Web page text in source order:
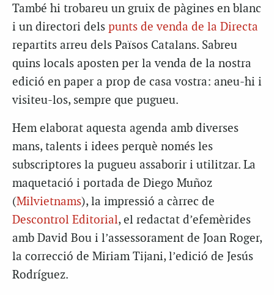
També hi trobareu un gruix de pàgines en blanc
i un directori dels punts de venda de la Directa
repartits arreu dels Països Catalans. Sabreu
quins locals aposten per la venda de la nostra
edició en paper a prop de casa vostra: aneu-hi i
visiteu-los, sempre que pugueu.
Hem elaborat aquesta agenda amb diverses
mans, talents i idees perquè només les
subscriptores la pugueu assaborir i utilitzar. La
maquetació i portada de Diego Muñoz
(Milvietnams), la impressió a càrrec de
Descontrol Editorial, el redactat d’efemèrides
amb David Bou i l’assessorament de Joan Roger,
la correcció de Miriam Tijani, l’edició de Jesús
Rodríguez.